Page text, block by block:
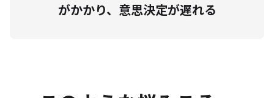
がかかり、意思決定が遅れる